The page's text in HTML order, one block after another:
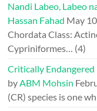
Nandi Labeo, Labeo
Hassan Fahad May
Chordata Class:
Cypriniformes… (4)
Critically Endangered
byABM Mohsin
(CR) species is one